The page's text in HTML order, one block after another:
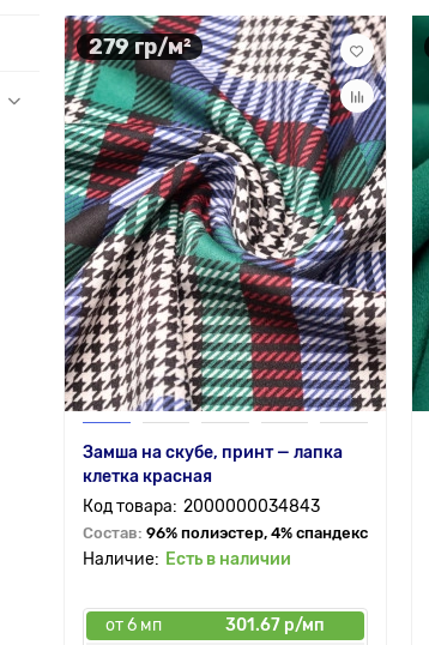
279 гр/м²
Замша на скубе, принт — лапка
клетка красная
2000000034843
Состав: 96% полиэстер, 4% спандекс
Есть в наличии
от 6 мп
301.67 р/мп